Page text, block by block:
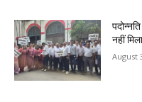
नहीं
August